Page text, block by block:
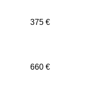
375 €
660 €